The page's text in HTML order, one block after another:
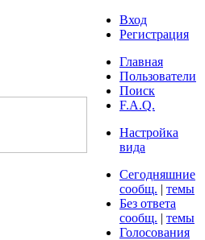
Вход
Регистрация
Главная
Пользователи
Поиск
F.A.Q.
Настройка
вида
Сегодняшние
сообщ. | темы
Без ответа
сообщ. | темы
Голосования